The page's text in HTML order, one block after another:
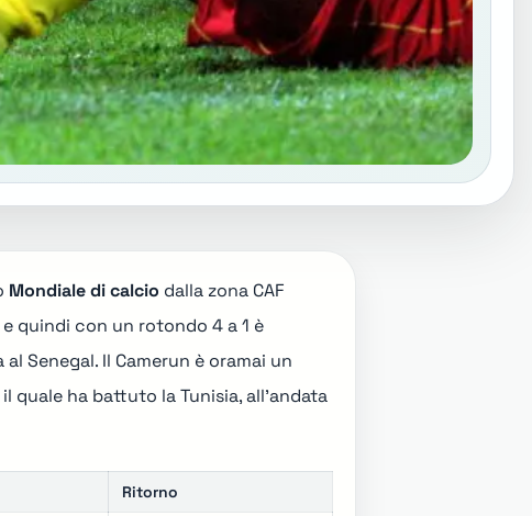
Mondiale di calcio dalla zona CAF
quindi con un rotondo 4 a 1 è
Senegal. Il Camerun è oramai un
quale ha battuto la Tunisia, all'andata
Ritorno